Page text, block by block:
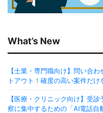
What’s New
【士業・専門職向け】問い合
トアウト！確度の高い案件だ
【医療・クリニック向け】受
察に集中するための「AI電話自